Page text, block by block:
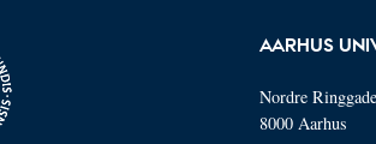
AARHUS
Nordre
8000 Aarhus